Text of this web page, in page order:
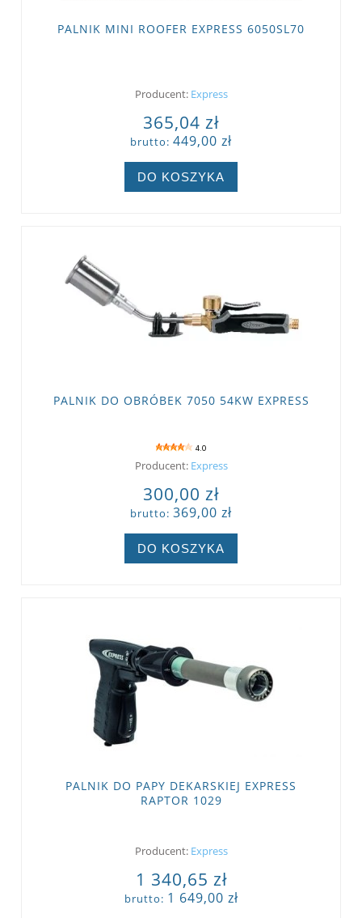
PALNIK MINI ROOFER EXPRESS 6050SL70
Producent: Express
365,04 zł
brutto: 449,00 zł
DO KOSZYKA
PALNIK DO OBRÓBEK 7050 54KW EXPRESS
4.0
Producent: Express
300,00 zł
brutto: 369,00 zł
DO KOSZYKA
PALNIK DO PAPY DEKARSKIEJ EXPRESS
RAPTOR 1029
Producent: Express
1 340,65 zł
brutto: 1 649,00 zł